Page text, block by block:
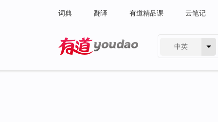
词典 翻译 有道精品课 云笔记
中英